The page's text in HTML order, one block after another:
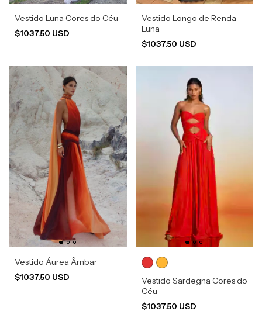
Vestido Luna Cores do Céu
$1037.50 USD
Vestido Longo de Renda
Luna
$1037.50 USD
Vestido Áurea Âmbar
$1037.50 USD
Vestido Sardegna Cores do
Céu
$1037.50 USD